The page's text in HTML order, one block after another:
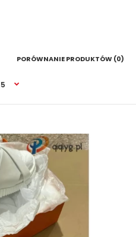
PORÓWNANIE PRODUKTÓW (0)